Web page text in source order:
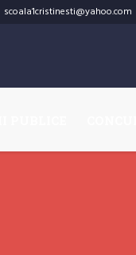
scoala1cristinesti@yahoo.com